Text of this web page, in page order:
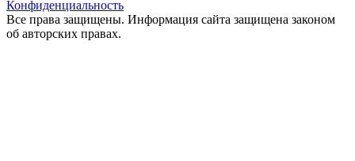
Конфиденциальность
Все права защищены. Информация сайта защищена законом
об авторских правах.